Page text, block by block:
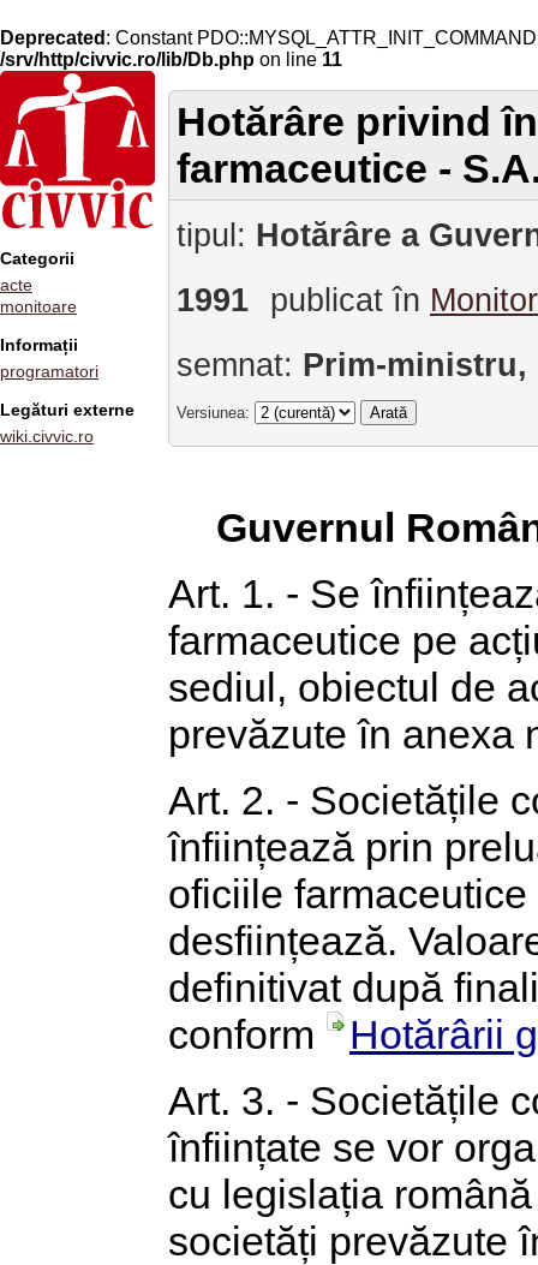
Deprecated : Constant
/srv/http/civvic.ro/lib/Db.php on line 11
Categorii
acte
monitoare
Informații
programatori
Legături externe
wiki.civvic.ro
Hotărâre privind
farmaceutice -
tipul: Hotărâre a
1991
publicat în
semnat: Prim-ministru,
Versiunea:
Guvernul
Art. 1. - Se
farmaceutice pe
sediul, obiectul de
prevăzute în anexa
Art. 2. - Societățile
înființează prin
oficiile
desființează.
definitivat după
conform
Hotărârii
Art. 3. - Societățile
înființate se vor
cu legislația
societăți prevăzute